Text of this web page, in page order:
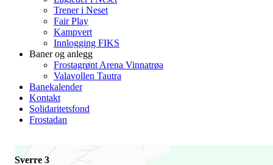
Trener i Neset
Fair Play
Kampvert
Innlogging FIKS
Baner og anlegg
Frostagrønt Arena Vinnatrøa
Valavollen Tautra
Banekalender
Kontakt
Solidaritetsfond
Frostadan
Sverre 3